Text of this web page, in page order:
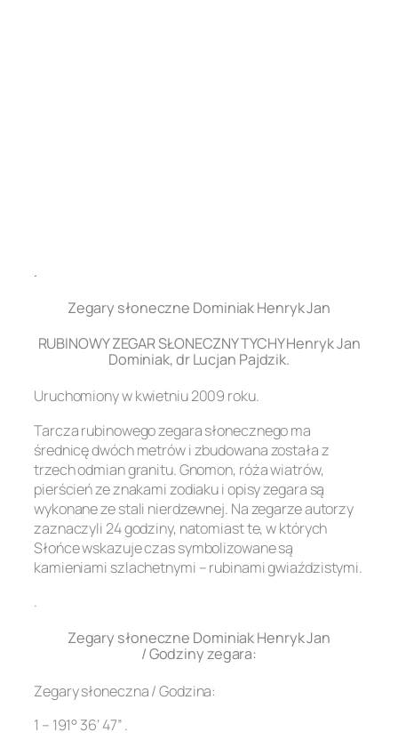
.
Zegary słoneczne Dominiak Henryk Jan
RUBINOWY ZEGAR SŁONECZNY TYCHY Henryk Jan
Dominiak, dr Lucjan Pajdzik.
Uruchomiony w kwietniu 2009 roku.
Tarcza rubinowego zegara słonecznego ma
średnicę dwóch metrów i zbudowana została z
trzech odmian granitu. Gnomon, róża wiatrów,
pierścień ze znakami zodiaku i opisy zegara są
wykonane ze stali nierdzewnej. Na zegarze autorzy
zaznaczyli 24 godziny, natomiast te, w których
Słońce wskazuje czas symbolizowane są
kamieniami szlachetnymi – rubinami gwiaździstymi.
.
Zegary słoneczne Dominiak Henryk Jan
/ Godziny zegara:
Zegary słoneczna / Godzina:
1 – 191° 36’ 47” .